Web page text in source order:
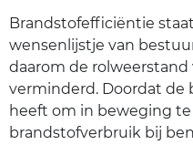
Brandstofefficiëntie
wensenlijstje van
daarom de
verminderd. Doordat de
heeft om in beweging
brandstofverbruik bij